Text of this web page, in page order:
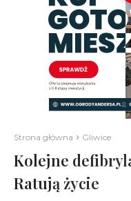
Strona główna Gliwice
Kolejne
Ratują życie